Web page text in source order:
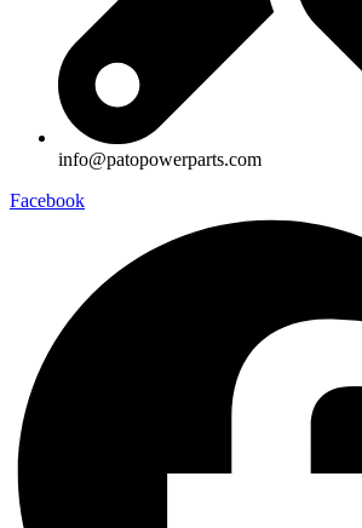
info@patopowerparts.com
Facebook